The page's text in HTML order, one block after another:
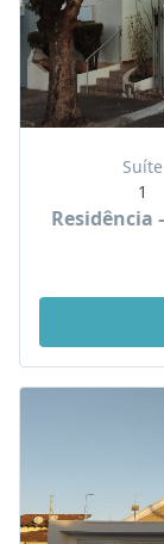
Suíte
1
Residência